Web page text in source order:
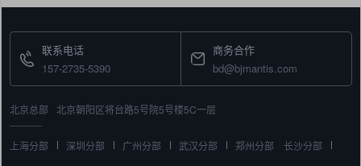
联系电话
157-2735-5390
商务合作
bd@bjmantis.com
北京总部 北京朝阳区将台路5号院5号楼5C一层
上海分部 深圳分部 广州分部 武汉分部 郑州分部
长沙分部